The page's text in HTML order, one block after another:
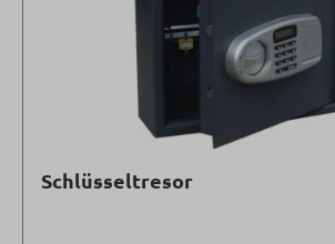
Schlüsseltresor